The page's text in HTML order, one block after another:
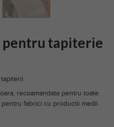
pentru tapiterie
recoamandata pentru toate
fabrici cu productii medii